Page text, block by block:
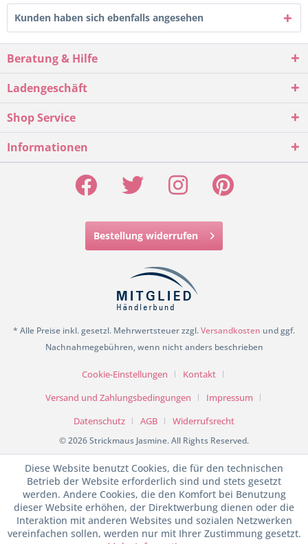
Kunden haben sich ebenfalls angesehen
Beratung & Hilfe
Ladengeschäft
Shop Service
Informationen
Bestellung widerrufen
* Alle Preise inkl. gesetzl. Mehrwertsteuer zzgl.Versandkosten und ggf.
Nachnahmegebühren, wenn nicht anders beschrieben
Cookie-Einstellungen
Kontakt
Versand und Zahlungsbedingungen
Impressum
Datenschutz
AGB Widerrufsrecht
© 2026 Strickmaus Jasmine. All Rights Reserved.
Diese Website benutzt Cookies, die für den technischen
Betrieb der Website erforderlich sind und stets gesetzt
werden. Andere Cookies, die den Komfort bei Benutzung
dieser Website erhöhen, der Direktwerbung dienen oder die
Interaktion mit anderen Websites und sozialen Netzwerken
vereinfachen sollen, werden nur mit Ihrer Zustimmung gesetzt.